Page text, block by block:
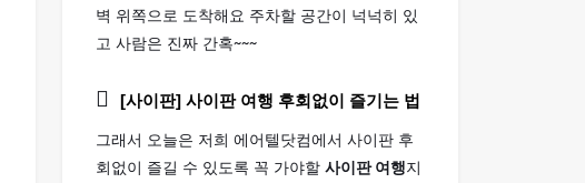
벽 위쪽으로 도착해요 주차할 공간이 넉넉히 있
고 사람은 진짜 간혹~~~
[사이판] 사이판 여행 후회없이 즐기는 법
그래서 오늘은 저희 에어텔닷컴에서 사이판 후
회없이 즐길 수 있도록 꼭 가야할 사이판 여행지